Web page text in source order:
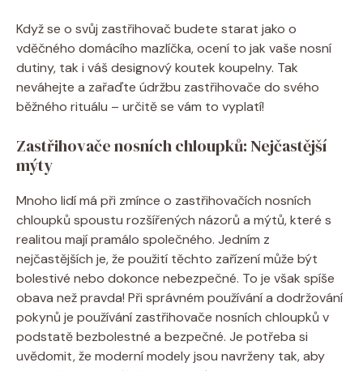
Když se o svůj zastřihovač budete starat jako o
vděčného domácího mazlíčka, ocení to jak vaše nosní
dutiny, tak i váš designový koutek koupelny. Tak
neváhejte a zařaďte údržbu zastřihovače do svého
běžného rituálu – určitě se vám to vyplatí!
Zastřihovače nosních chloupků: Nejčastější
mýty
Mnoho lidí má při zmínce o zastřihovačích nosních
chloupků spoustu rozšířených názorů a mýtů, které s
realitou mají pramálo společného. Jedním z
nejčastějších je, že použití těchto zařízení může být
bolestivé nebo dokonce nebezpečné. To je však spíše
obava než pravda! Při správném používání a dodržování
pokynů je používání zastřihovače nosních chloupků v
podstatě bezbolestné a bezpečné. Je potřeba si
uvědomit, že moderní modely jsou navrženy tak, aby